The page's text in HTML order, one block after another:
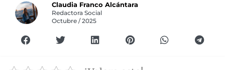
Claudia Franco Alcántara
Redactora Social
Octubre / 2025